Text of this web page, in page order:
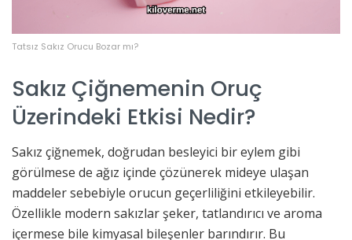
Tatsız Sakız Orucu Bozar mı?
Sakız Çiğnemenin Oruç
Üzerindeki Etkisi Nedir?
Sakız çiğnemek, doğrudan besleyici bir eylem gibi
görülmese de ağız içinde çözünerek mideye ulaşan
maddeler sebebiyle orucun geçerliliğini etkileyebilir.
Özellikle modern sakızlar şeker, tatlandırıcı ve aroma
içermese bile kimyasal bileşenler barındırır. Bu